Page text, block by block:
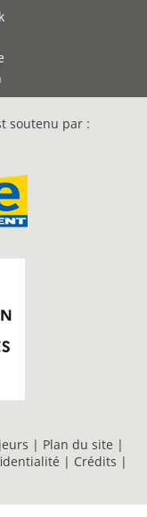
soutenu par :
| Plan du site |
| Crédits |